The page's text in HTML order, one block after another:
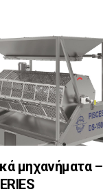
μηχανήματα –